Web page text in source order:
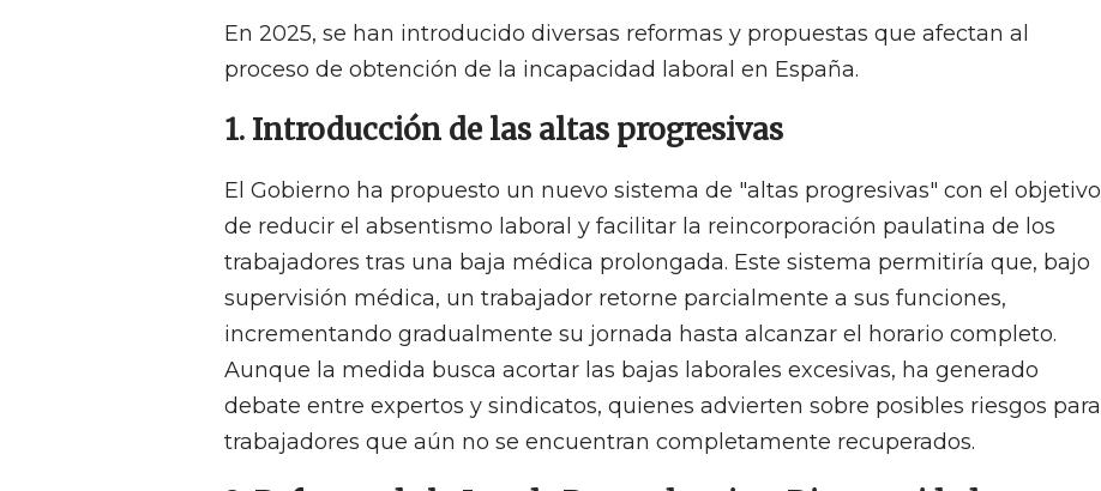
En 2025, se han introducido diversas reformas y propuestas que afectan al
proceso de obtención de la incapacidad laboral en España.
1. Introducción de las altas progresivas
El Gobierno ha propuesto un nuevo sistema de "altas progresivas" con el objetivo
de reducir el absentismo laboral y facilitar la reincorporación paulatina de los
trabajadores tras una baja médica prolongada. Este sistema permitiría que, bajo
supervisión médica, un trabajador retorne parcialmente a sus funciones,
incrementando gradualmente su jornada hasta alcanzar el horario completo.
Aunque la medida busca acortar las bajas laborales excesivas, ha generado
debate entre expertos y sindicatos, quienes advierten sobre posibles riesgos para
trabajadores que aún no se encuentran completamente recuperados.